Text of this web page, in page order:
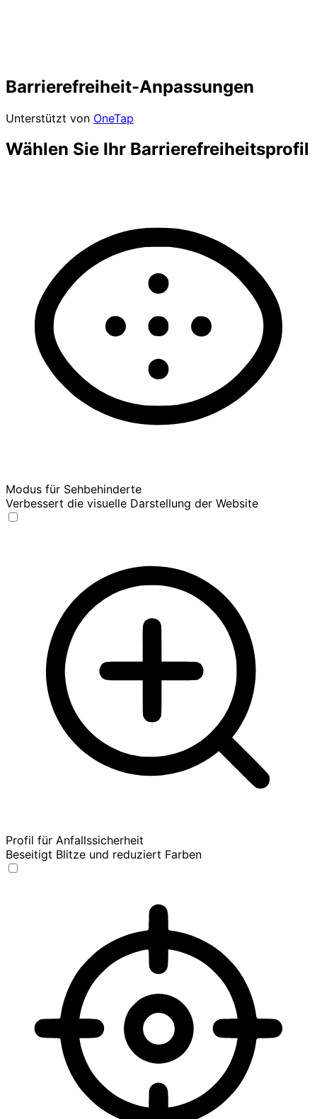
Barrierefreiheit-Anpassungen
Unterstützt von OneTap
Wählen Sie Ihr Barrierefreiheitsprofil
Modus für Sehbehinderte
Verbessert die visuelle Darstellung der Website
Profil für Anfallssicherheit
Beseitigt Blitze und reduziert Farben